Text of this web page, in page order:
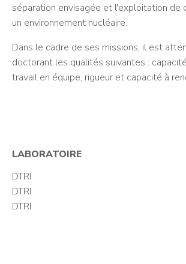
séparation envisagée et l'exploitation de
un environnement nucléaire.
Dans le cadre de ses missions, il est
doctorant les qualités suivantes :
travail en équipe, rigueur et capacité à
LABORATOIRE
DTRI
DTRI
DTRI